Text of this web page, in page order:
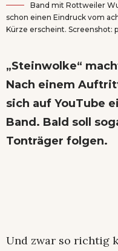
Band mit Rottweiler
schon einen Eindruck vom
Kürze erscheint. Screenshot:
„Steinwolke“
Nach einem
sich auf YouTube
Band. Bald soll
Tonträger folgen.
Und zwar so richtig